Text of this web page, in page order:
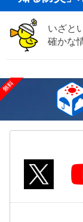
いざと
確かな